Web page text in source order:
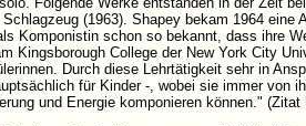
(1963). Shapey bekam 1964
Komponistin schon so bekannt, dass ihre
Kingsborough College der New York City
Durch diese Lehrtätigkeit sehr in
für Kinder -, wobei sie immer von
und Energie komponieren können." (Zitat